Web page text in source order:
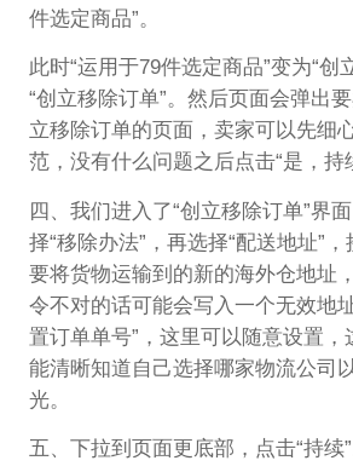
件选定商品”。
此时“运用于79件选定商品”变为“创
“创立移除订单”。然后页面会弹出
立移除订单的页面，卖家可以先细
范，没有什么问题之后点击“是，持
四、我们进入了“创立移除订单”界
择“移除办法”，再选择“配送地址”
要将货物运输到的新的海外仓地址
令不对的话可能会写入一个无效地
置订单单号”，这里可以随意设置，
能清晰知道自己选择哪家物流公司
光。
五、下拉到页面更底部，点击“持续”